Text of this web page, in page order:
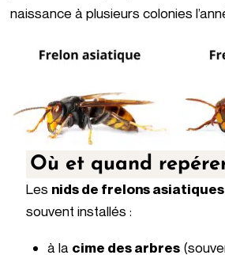
naissance à plusieurs colonies
Où et quand
Les nids de frelons asiatiques
souvent installés :
à la cime des arbres